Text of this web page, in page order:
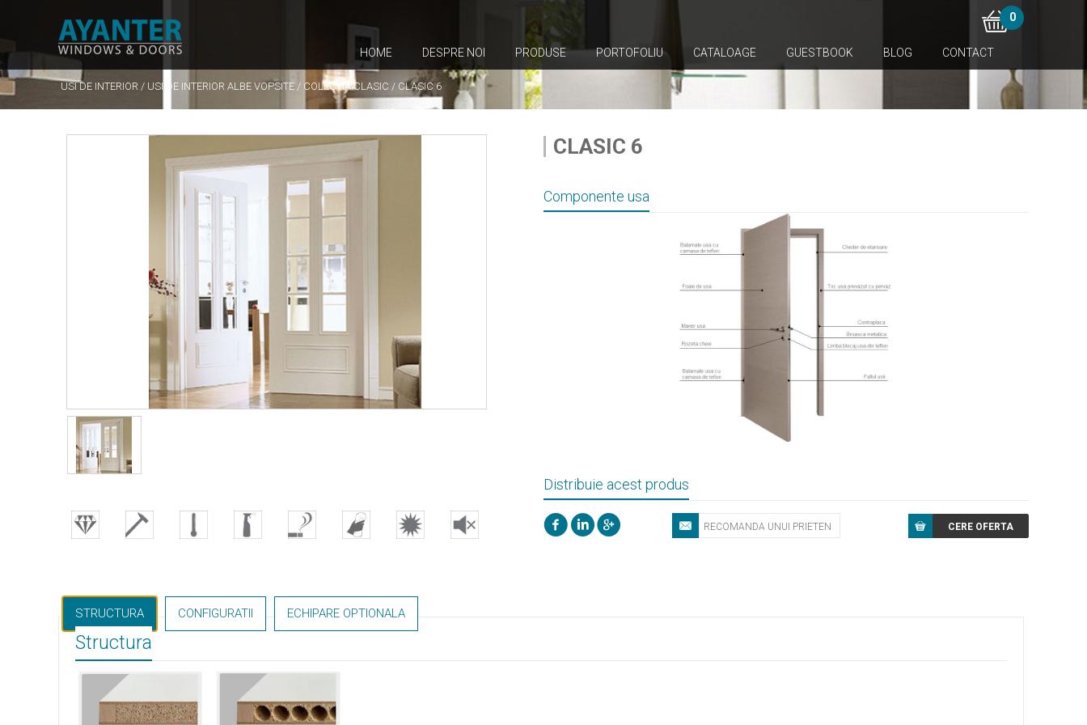
0
HOME DESPRE NOI PRODUSE PORTOFOLIU CATALOAGE GUESTBOOK BLOG CONTACT
USI DE INTERIOR / USI DE INTERIOR ALBE VOPSITE / COLECTIA CLASIC / CLASIC 6
CLASIC 6
Componente usa
Distribuie acest produs
STRUCTURA CONFIGURATII ECHIPARE OPTIONALA
Structura